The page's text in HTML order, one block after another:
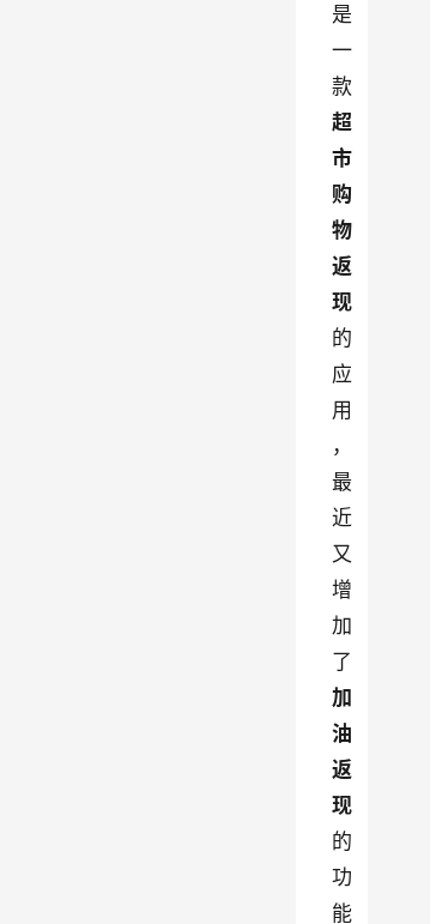
是
一
款
超
市
购
物
返
现
的
应
用
，
最
近
又
增
加
了
加
油
返
现
的
功
能